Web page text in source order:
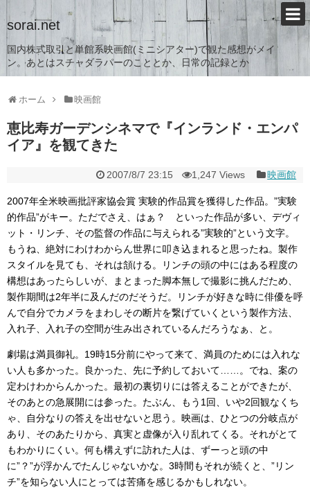
sorai.net
国内株式取引と単館系映画館(ミニシアター)で観た感想がメイ
ン。あとはスチャダラパーのこととか、日常の記録とか
ホーム 映画館
恵比寿ガーデンシネマで『インランド・エンパ
イア』を観てきた
2007/8/7 23:15 1,247 Views 映画館
2007年全米映画批評家協会賞 実験的作品賞を獲得した作品。”実験
的作品”がキー。ただでさえ、はぁ？ といった作品が多い、デヴィ
ット・リンチ、その監督の作品に与えられる”実験的”という文字。
もうね、絶対にわけわからん世界に叩き込まれると思ったね。製作
スタイルを見ても、それは頷ける。リンチの頭の中にはある程度の
構想はあったらしいが、まとまった脚本無しで撮影に挑んだため、
製作期間は2年半に及んだのだそうだ。リンチが好きな時に俳優を呼
んで自分でカメラをまわしその断片を繋げていくという製作方法、
入れ子、入れ子の空間が生み出されているんだろうなぁ、と。
劇場は満員御礼。19時15分前にやって来て、満員のためには入れな
い人も多かった。良かった、先に予約しておいて……。でね、案の
定わけわからんかった。最初の裏切りには答えることができたが、
そのあとの急展開には参った。たぶん、もう1回、いや2回観なくち
ゃ、自分なりの答えを出せないと思う。映画は、ひとつの分岐点が
あり、そのあたりから、真実と虚像が入り乱れてくる。それがとて
もわかりにくい。何も構えずに訪れた人は、ずーっと頭の中
に”？”が浮かんでたんじゃないかな。3時間もそれが続くと、”リン
チ”を知らない人にとっては苦痛を感じるかもしれない。